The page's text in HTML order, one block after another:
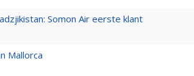
Somon Air eerste klant
Mallorca